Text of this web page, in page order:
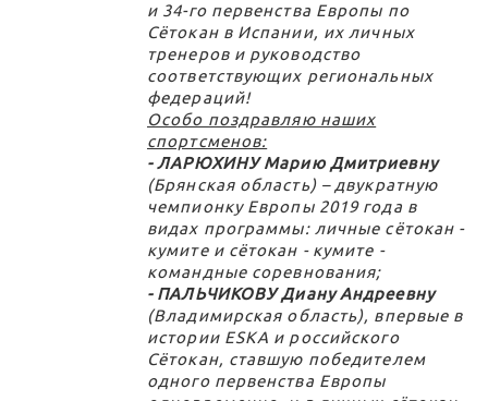
и 34-го первенства Европы по
Сётокан в Испании, их личных
тренеров и руководство
соответствующих региональных
федераций!
Особо поздравляю наших
спортсменов:
- ЛАРЮХИНУ Марию Дмитриевну
(Брянская область) – двукратную
чемпионку Европы 2019 года в
видах программы: личные сётокан -
кумите и сётокан - кумите -
командные соревнования;
- ПАЛЬЧИКОВУ Диану Андреевну
(Владимирская область), впервые в
истории ESKA и российского
Сётокан, ставшую победителем
одного первенства Европы